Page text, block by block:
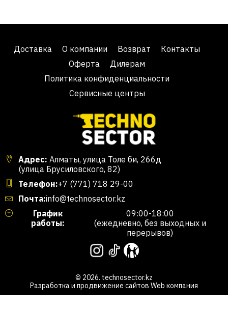
Доставка О компании Возврат
Контакты
Оферта
Дилерам
Политика конфиденциальности
Сервисные центры
Адрес: Алматы, улица Толе би, 266д
(улица Брусиловского, 82)
Телефон:+7 (771) 718 29-00
Почта:info@technosector.kz
График
работы:
09:00-18:00
(ежедневно, без выходных и
перерывов)
© 2026. technosector.kz
Разработка и продвижение сайтов Web компания